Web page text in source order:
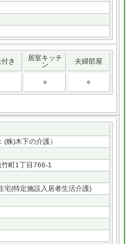
き
居室キッチ
ン
夫婦部屋
○ ○
(株)木下の介護）
町1丁目766-1
宅(特定施設入居者生活介護)